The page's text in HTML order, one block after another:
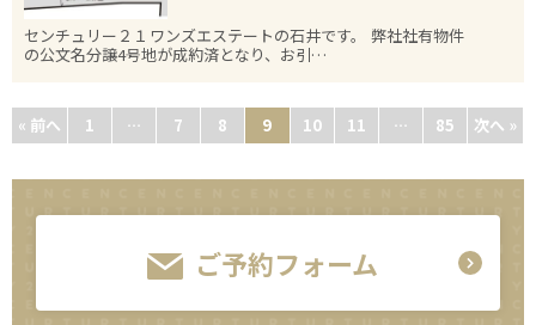
センチュリー２１ワンズエステートの石井です。 弊社社有物件
の公文名分譲4号地が成約済となり、お引…
« 前へ 1 … 7 8 9 10 11 … 85 次へ »
ご予約フォーム